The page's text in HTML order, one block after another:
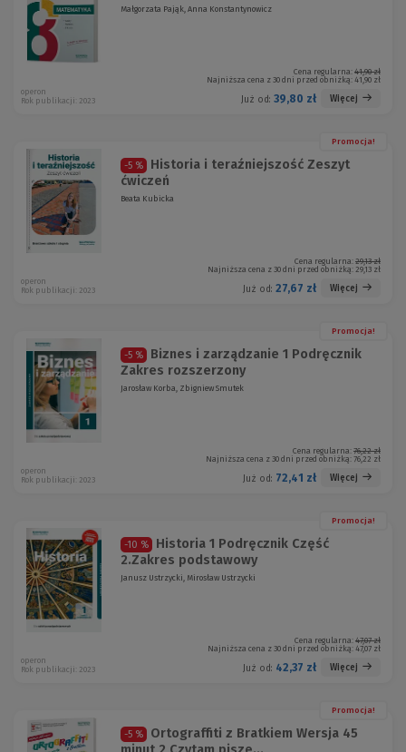
Małgorzata Pająk, Anna Konstantynowicz
Cena regularna: 41,90 zł
Najniższa cena z 30 dni przed obniżką: 41,90 zł
Już od: 39,80 zł Więcej
operon
Rok publikacji: 2023
Promocja!
-5 %
Historia i teraźniejszość Zeszyt
ćwiczeń
Beata Kubicka
Cena regularna: 29,13 zł
Najniższa cena z 30 dni przed obniżką: 29,13 zł
Już od: 27,67 zł Więcej
operon
Rok publikacji: 2023
Promocja!
-5 %
Biznes i zarządzanie 1 Podręcznik
Zakres rozszerzony
Jarosław Korba, Zbigniew Smutek
Cena regularna: 76,22 zł
Najniższa cena z 30 dni przed obniżką: 76,22 zł
Już od: 72,41 zł Więcej
operon
Rok publikacji: 2023
Promocja!
-10 %
Historia 1 Podręcznik Część
2.Zakres podstawowy
Janusz Ustrzycki, Mirosław Ustrzycki
Cena regularna: 47,07 zł
Najniższa cena z 30 dni przed obniżką: 47,07 zł
Już od: 42,37 zł Więcej
operon
Rok publikacji: 2023
Promocja!
-5 %
Ortograffiti z Bratkiem Wersja 45